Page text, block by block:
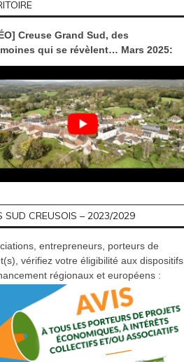
Creuse Grand Sud, des
qui se révèlent… Mars 2025:
SUD CREUSOIS – 2023/2029
entrepreneurs, porteurs de
vérifiez votre éligibilité aux dispositifs
régionaux et européens :